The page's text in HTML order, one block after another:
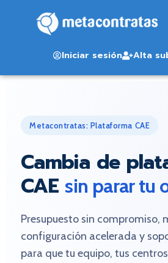
Iniciar sesión Alta
Metacontratas: Plataforma CAE
Cambia de
CAE sin parar tu
Presupuesto sin compromiso,
configuración acelerada y
para que tu equipo, tus